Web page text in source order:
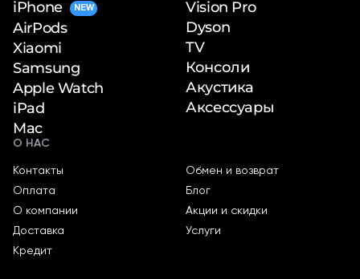
iPhone NEW
AirPods
Xiaomi
Samsung
Apple Watch
iPad
Mac
Vision Pro
Dyson
TV
Консоли
Акустика
Аксессуары
О НАС
Контакты
Оплата
О компании
Доставка
Кредит
Обмен и возврат
Блог
Акции и скидки
Услуги